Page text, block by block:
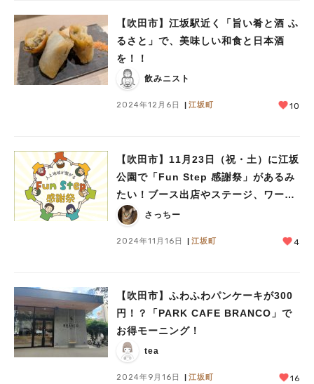
【吹田市】江坂駅近く「旨い肴と酒 ふ
るさと」で、美味しい和食と日本酒
を！！
飲みニスト
2024年12月6日 江坂町 10
【吹田市】11月23日（祝・土）に江坂
公園で「Fun Step 感謝祭」があるみ
たい！ブース出店やステージ、ワーク
ショップも（教えたい／教えて）
さっちー
2024年11月16日 江坂町 4
【吹田市】ふわふわパンケーキが300
円！？「PARK CAFE BRANCO」で
お得モーニング！
tea
2024年9月16日 江坂町 16